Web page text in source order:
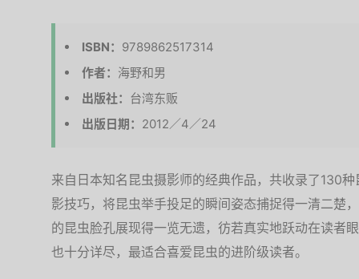
ISBN： 9789862517314
作者： 海野和男
出版社： 台湾东贩
出版日期： 2012／4／24
来自日本知名昆虫摄影师的经典作品，共收录了130
影技巧，将昆虫举手投足的瞬间姿态捕捉得一清二楚
的昆虫脸孔展现得一览无遗，彷若真实地跃动在读者
也十分详尽，最适合喜爱昆虫的进阶级读者。